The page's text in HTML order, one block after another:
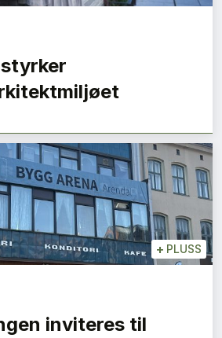
+ PLUSS
inviteres til